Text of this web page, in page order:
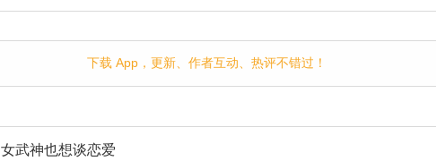
下载 App，更新、作者互动、热评不错过！
女武神也想谈恋爱